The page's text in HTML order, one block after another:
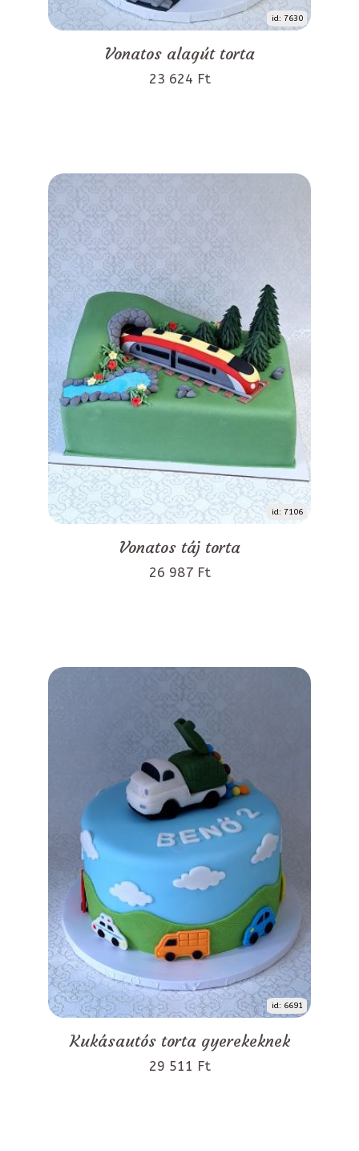
id: 7630
Vonatos alagút torta
23 624 Ft
id: 7106
Vonatos táj torta
26 987 Ft
id: 6691
Kukásautós torta gyerekeknek
29 511 Ft